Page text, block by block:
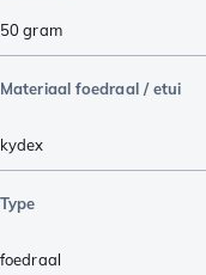
50gram
Materiaal foedraal / etui
kydex
Type
foedraal